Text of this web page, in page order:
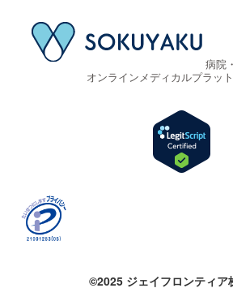
病院
オンラインメディカルプラッ
©2025 ジェイフロンティア